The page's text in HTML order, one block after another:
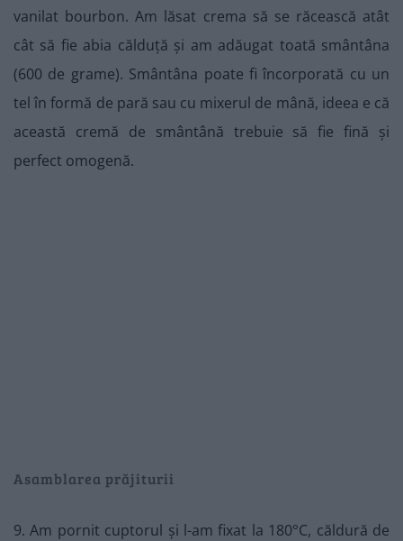
vanilat bourbon. Am lăsat crema să se răcească atât
cât să fie abia călduță și am adăugat toată smântâna
(600 de grame). Smântâna poate fi încorporată cu un
tel în formă de pară sau cu mixerul de mână, ideea e că
această cremă de smântână trebuie să fie fină și
perfect omogenă.
Asamblarea prăjiturii
9. Am pornit cuptorul și l-am fixat la 180°C, căldură de